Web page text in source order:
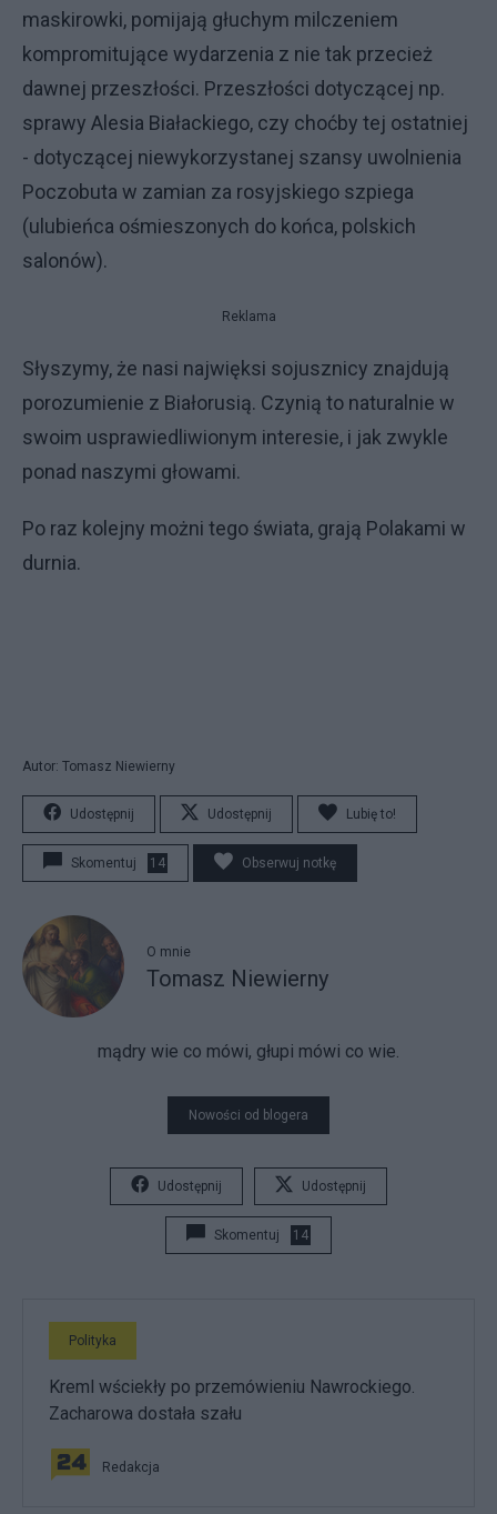
maskirowki, pomijają głuchym milczeniem
kompromitujące wydarzenia z nie tak przecież
dawnej przeszłości. Przeszłości dotyczącej np.
sprawy Alesia Białackiego, czy choćby tej ostatniej
- dotyczącej niewykorzystanej szansy uwolnienia
Poczobuta w zamian za rosyjskiego szpiega
(ulubieńca ośmieszonych do końca, polskich
salonów).
Reklama
Słyszymy, że nasi najwięksi sojusznicy znajdują
porozumienie z Białorusią. Czynią to naturalnie w
swoim usprawiedliwionym interesie, i jak zwykle
ponad naszymi głowami.
Po raz kolejny możni tego świata, grają Polakami w
durnia.
Autor: Tomasz Niewierny
Udostępnij Udostępnij Lubię to!
Skomentuj 14 Obserwuj notkę
O mnie
Tomasz Niewierny
mądry wie co mówi, głupi mówi co wie.
Nowości od blogera
Udostępnij Udostępnij
Skomentuj 14
Polityka
Kreml wściekły po przemówieniu Nawrockiego.
Zacharowa dostała szału
Redakcja